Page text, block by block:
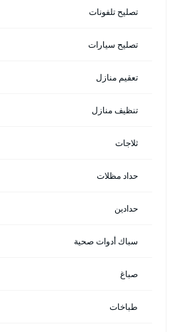
تصليح تلفونات
تصليح سيارات
تعقيم منازل
تنظيف منازل
ثلاجات
حداد مظلات
حدادين
سباك أدوات صحية
صباغ
طباخات